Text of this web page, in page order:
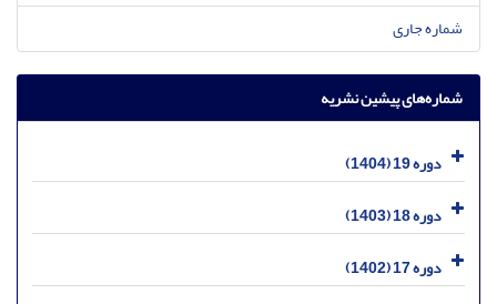
شماره جاری
شماره‌های پیشین نشریه
دوره 19 (1404)
دوره 18 (1403)
دوره 17 (1402)